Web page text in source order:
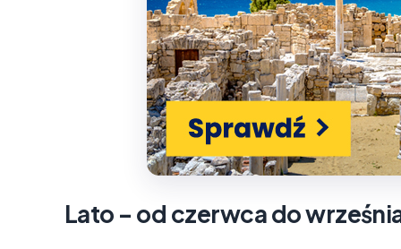
Lato – od czerwca do